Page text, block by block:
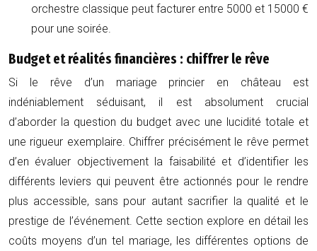
orchestre classique peut facturer entre 5000 et 15000 €
pour une soirée.
Budget et réalités financières : chiffrer le rêve
Si le rêve d’un mariage princier en château est
indéniablement séduisant, il est absolument crucial
d’aborder la question du budget avec une lucidité totale et
une rigueur exemplaire. Chiffrer précisément le rêve permet
d’en évaluer objectivement la faisabilité et d’identifier les
différents leviers qui peuvent être actionnés pour le rendre
plus accessible, sans pour autant sacrifier la qualité et le
prestige de l’événement. Cette section explore en détail les
coûts moyens d’un tel mariage, les différentes options de